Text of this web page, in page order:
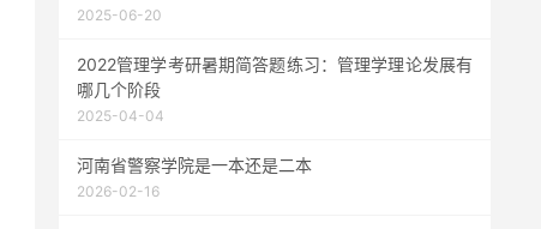
2025-06-20
2022管理学考研暑期简答题练习：管理学理论发展有
哪几个阶段
2025-04-04
河南省警察学院是一本还是二本
2026-02-16